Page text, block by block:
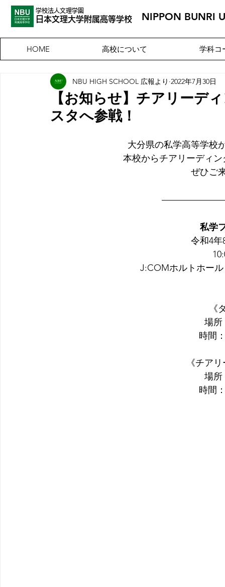
学校法人文理学園
​日本文理大学附属高等学校 NIPPON BUNRI
HOME 高校について 学科コ
【お知らせ】チアリーデ
スタへ参戦！
NBU HIGH SCHOOL 広報より 2022年7月30日
大分県の私学高等学校
本校からチアリーディ
ぜひご
私学
令和4年
J:COMホルトホー
《
場所
時間
《チア
場所
時間